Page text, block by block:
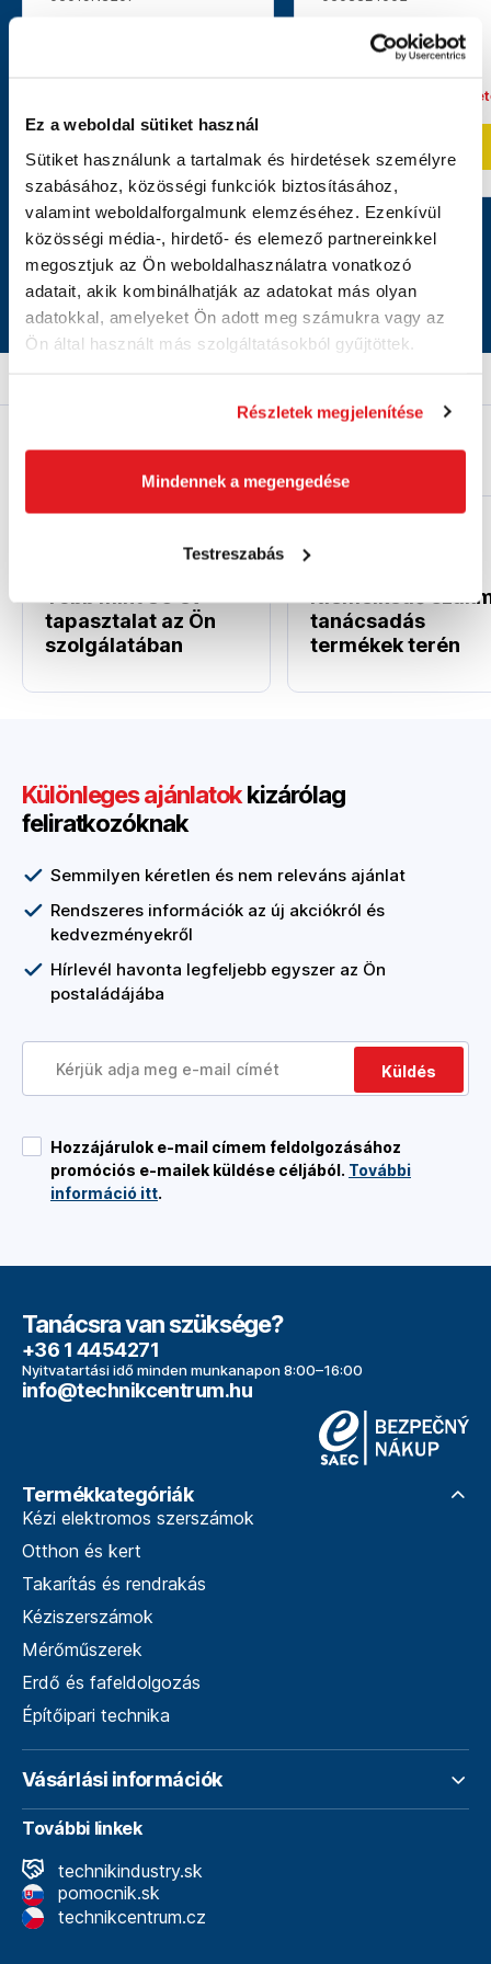
Ez a weboldal sütiket használ
Sütiket használunk a tartalmak és hirdetések személyre
szabásához, közösségi funkciók biztosításához,
valamint weboldalforgalmunk elemzéséhez. Ezenkívül
közösségi média-, hirdető- és elemező partnereinkkel
megosztjuk az Ön weboldalhasználatra vonatkozó
adatait, akik kombinálhatják az adatokat más olyan
adatokkal, amelyeket Ön adott meg számukra vagy az
Ön által használt más szolgáltatásokból gyűjtöttek.
Részletek megjelenítése
Mindennek a megengedése
Testreszabás
Tekintse meg a teljes kínálatot
50 000 Ft
37 980 Ft
jelenleg nem
Miért nekünk?
tapasztalat az Ön
szolgálatában
Kiemelkedő
tanácsadás
termékek terén
Különleges ajánlatokkizárólag
feliratkozóknak
Semmilyen kéretlen és nem releváns ajánlat
Rendszeres információk az új akciókról és
kedvezményekről
Hírlevél havonta legfeljebb egyszer az Ön
postaládájába
Küldés
Hozzájárulok e-mail címem feldolgozásához
promóciós e-mailek küldése céljából. További
információ itt.
Tanácsra van szüksége?
+36 1 4454271
Nyitvatartási idő minden munkanapon 8:00–16:00
info@technikcentrum.hu
Termékkategóriák
Kézi elektromos szerszámok
Otthon és kert
Takarítás és rendrakás
Kéziszerszámok
Mérőműszerek
Erdő és fafeldolgozás
Építőipari technika
Vásárlási információk
További linkek
technikindustry.sk
pomocnik.sk
technikcentrum.cz